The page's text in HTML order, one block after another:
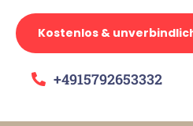
Kostenlos &
+4915792653332